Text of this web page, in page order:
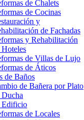
de Chalets
de Cocinas
y
de Fachadas
y Rehabilitación
Hoteles
de Villas de Lujo
de Áticos
de Baños
de Bañera por Plato
Ducha
Edificio
de Locales